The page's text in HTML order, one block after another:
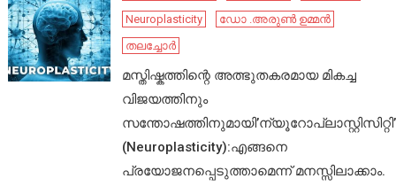
Neuroplasticity
ഡോ .അരുൺ ഉമ്മൻ
തലച്ചോർ
മസ്തിഷ്കത്തിന്റെ അത്ഭുതകരമായ മികച്ച
വിജയത്തിനും
സന്തോഷത്തിനുമായി’ന്യൂറോപ്ലാസ്റ്റിസിറ്റി’
(Neuroplasticity):എങ്ങനെ
പ്രയോജനപ്പെടുത്താമെന്ന് മനസ്സിലാക്കാം.